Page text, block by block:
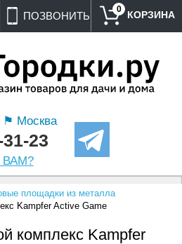
ПОЗВОНИТЬ
⚑ Москва
23
0
площадки из металла
Kampfer Active Game
комплекс Kampfer